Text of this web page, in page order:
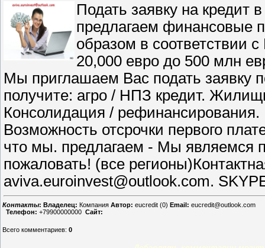
Подать заявку на кредит
предлагаем финансовые
образом в соответствии
20,000 евро до 500 млн
Мы приглашаем Вас подать заявку
получите: агро / НПЗ кредит.
Консолидация /
Возможность отсрочки первого
что мы. предлагаем - Мы являемся
пожаловать! (все
aviva.euroinvest@outlook.com.
Контакты: Владелец: Компания Автор: eucredit (0) Email: eucredit@outlook.com
Телефон: +79900000000 Сайт:
Всего комментариев: 0